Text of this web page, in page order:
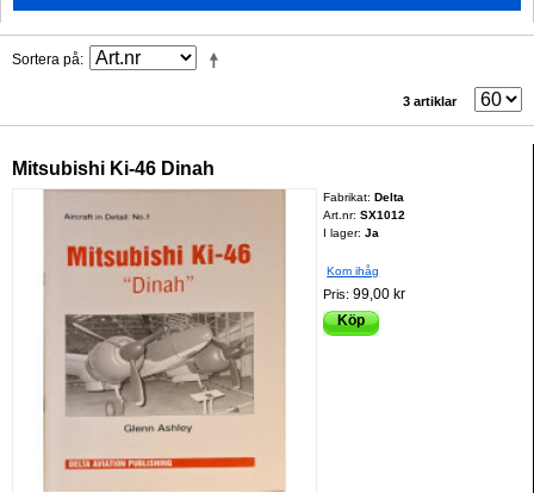
Sortera på
3 artiklar
Mitsubishi Ki-46 Dinah
Fabrikat:Delta
Art.nr:SX1012
I lager: Ja
Kom ihåg
Pris:99,00 kr
Köp